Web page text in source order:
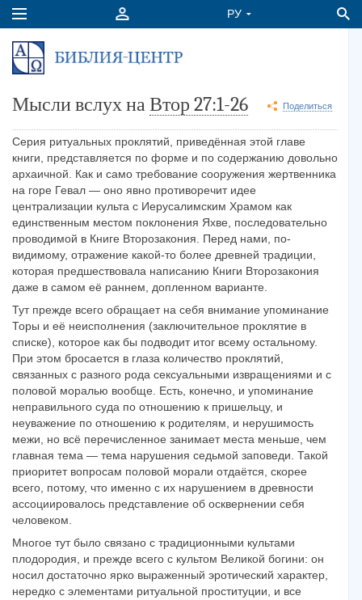
Мысли вслух наВтор 27:1-26 Поделиться
Серия ритуальных проклятий, приведённая этой главе
книги, представляется по форме и по содержанию довольно
архаичной. Как и само требование сооружения жертвенника
на горе Гевал — оно явно противоречит идее
централизации культа с Иерусалимским Храмом как
единственным местом поклонения Яхве, последовательно
проводимой в Книге Второзакония. Перед нами, по-
видимому, отражение какой-то более древней традиции,
которая предшествовала написанию Книги Второзакония
даже в самом её раннем, допленном варианте.
Тут прежде всего обращает на себя внимание упоминание
Торы и её неисполнения (заключительное проклятие в
списке), которое как бы подводит итог всему остальному.
При этом бросается в глаза количество проклятий,
связанных с разного рода сексуальными извращениями и с
половой моралью вообще. Есть, конечно, и упоминание
неправильного суда по отношению к пришельцу, и
неуважение по отношению к родителям, и нерушимость
межи, но всё перечисленное занимает места меньше, чем
главная тема — тема нарушения седьмой заповеди. Такой
приоритет вопросам половой морали отдаётся, скорее
всего, потому, что именно с их нарушением в древности
ассоциировалось представление об осквернении себя
человеком.
Многое тут было связано с традиционными культами
плодородия, и прежде всего с культом Великой богини: он
носил достаточно ярко выраженный эротический характер,
нередко с элементами ритуальной проституции, и все